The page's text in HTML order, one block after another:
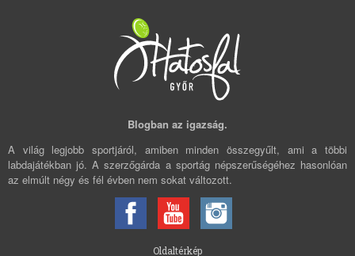
Blogban az igazság.
A világ legjobb sportjáról, amiben minden összegyűlt, ami a többi
labdajátékban jó. A szerzőgárda a sportág népszerűségéhez hasonlóan
az elmúlt négy és fél évben nem sokat változott.
Oldaltérkép